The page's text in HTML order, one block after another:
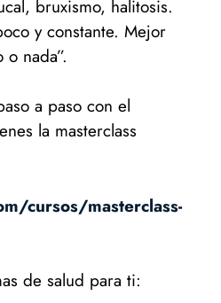
bruxismo, halitosis.
y constante. Mejor
nada”.
a paso con el
la masterclass
cursos/masterclass-
de salud para ti: